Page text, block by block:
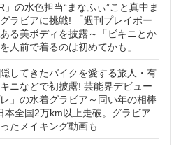
」の水色担当“まなふぃ”こと真中ま
ラビアに挑戦! 「週刊プレイボー
る美ボディを披露～「ビキニとか
人前で着るのは初めてかも」
してきたバイクを愛する旅人・有
ニなどで初披露! 芸能界デビュー
」の水着グラビア～同い年の相棒
本全国2万km以上走破。グラビア
たメイキング動画も